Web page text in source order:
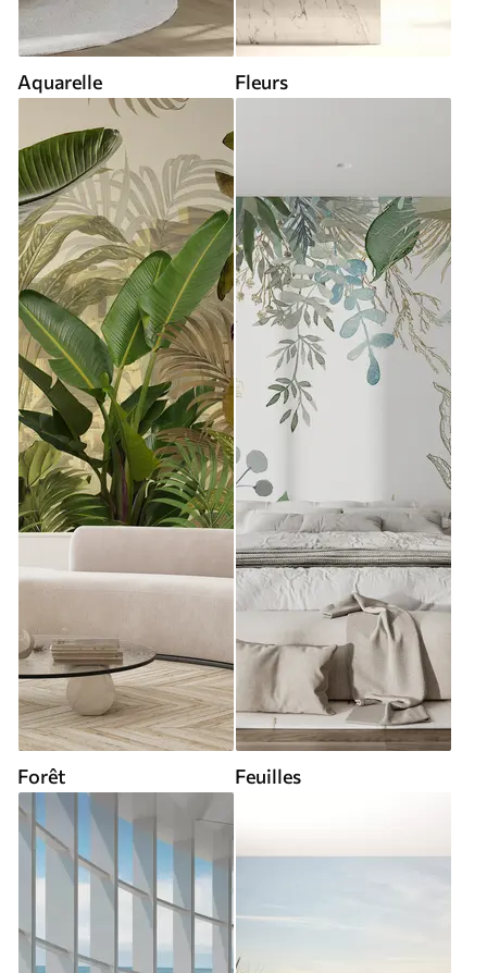
Aquarelle Fleurs
Forêt Feuilles